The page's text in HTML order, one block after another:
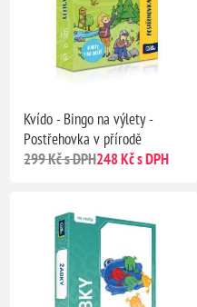
Kvído - Bingo na výlety -
Postřehovka v přírodě
299 Kč s DPH248 Kč s DPH